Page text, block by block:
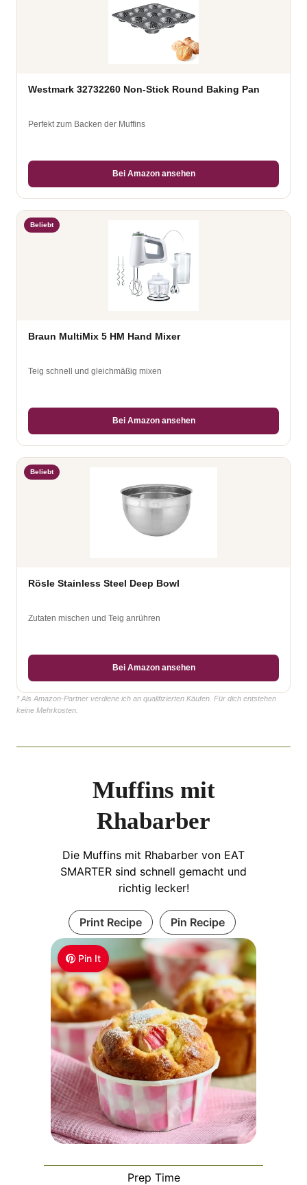
Westmark 32732260 Non-Stick Round Baking Pan
Perfekt zum Backen der Muffins
Bei Amazon ansehen
Beliebt
Braun MultiMix 5 HM Hand Mixer
Teig schnell und gleichmäßig mixen
Bei Amazon ansehen
Beliebt
Rösle Stainless Steel Deep Bowl
Zutaten mischen und Teig anrühren
Bei Amazon ansehen
* Als Amazon-Partner verdiene ich an qualifizierten Käufen. Für dich entstehen
keine Mehrkosten.
Pin It
Muffins mit
Rhabarber
Die Muffins mit Rhabarber von EAT
SMARTER sind schnell gemacht und
richtig lecker!
Print Recipe Pin Recipe
Prep Time